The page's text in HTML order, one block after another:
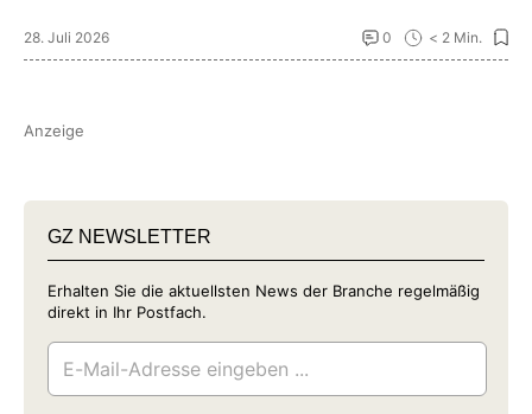
28. Juli 2026 0 < 2 Min.
Anzeige
GZ NEWSLETTER
Erhalten Sie die aktuellsten News der Branche regelmäßig
direkt in Ihr Postfach.